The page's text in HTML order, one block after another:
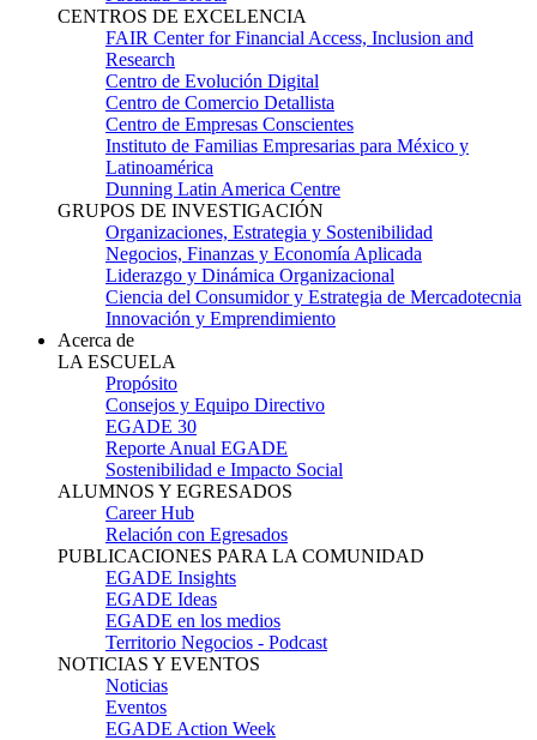
CENTROS DE EXCELENCIA
FAIR Center for Financial Access, Inclusion and
Research
Centro de Evolución Digital
Centro de Comercio Detallista
Centro de Empresas Conscientes
Instituto de Familias Empresarias para México y
Latinoamérica
Dunning Latin America Centre
GRUPOS DE INVESTIGACIÓN
Organizaciones, Estrategia y Sostenibilidad
Negocios, Finanzas y Economía Aplicada
Liderazgo y Dinámica Organizacional
Ciencia del Consumidor y Estrategia de Mercadotecnia
Innovación y Emprendimiento
Acerca de
LA ESCUELA
Propósito
Consejos y Equipo Directivo
EGADE 30
Reporte Anual EGADE
Sostenibilidad e Impacto Social
ALUMNOS Y EGRESADOS
Career Hub
Relación con Egresados
PUBLICACIONES PARA LA COMUNIDAD
EGADE Insights
EGADE Ideas
EGADE en los medios
Territorio Negocios - Podcast
NOTICIAS Y EVENTOS
Noticias
Eventos
EGADE Action Week